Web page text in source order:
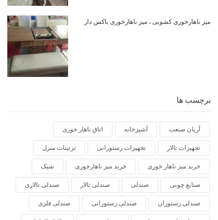
میز ناهارخوری کشویی ، میز ناهارخوری باکس دار
برچسب ها
آریان صنعت آشپزخانه اتاق ناهار خوری
تجهیزات تالار تجهیزات رستورانی تزئینات منزل
خرید میز ناهار خوری خرید میز ناهارخوری شیک
صنایع چوبی صندلی صندلی تالار صندلی تالاری
صندلی رستوران صندلی رستورانی صندلی فلزی